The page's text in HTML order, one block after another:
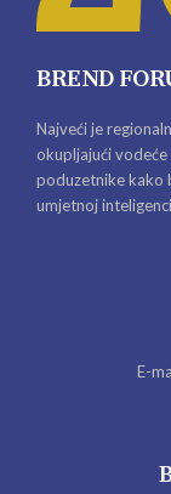
BREND
Najveći je
okupljajući
poduzetnike kako
umjetnoj
E-